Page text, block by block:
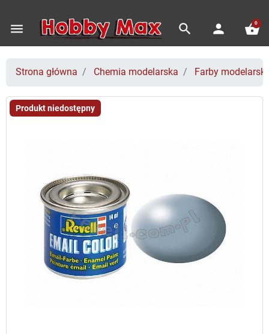
menu search person shopping_basket
0
Strona główna Chemia modelarska Farby
Produkt niedostępny